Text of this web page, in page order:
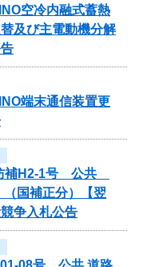
空冷内融式蓄熱
及び主電動機分解
端末通信装置更
補H2-1号 公共
国補正分）【翌
争入札公告